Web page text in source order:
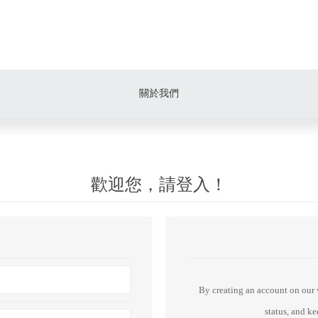
關於我們
歡迎您，請登入！
By creating an account on our
status, and